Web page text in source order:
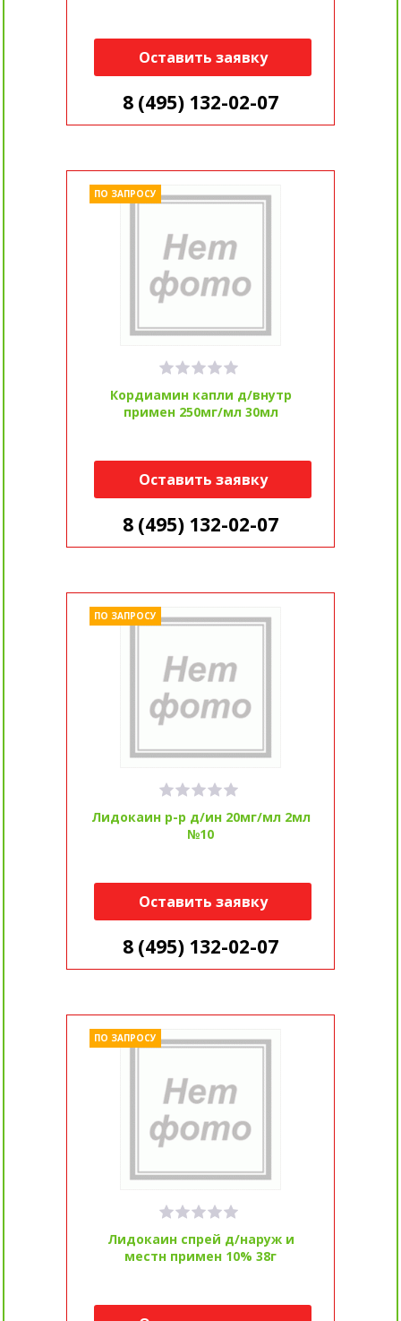
Оставить заявку
8 (495) 132-02-07
Кордиамин капли д/внутр
примен 250мг/мл 30мл
ПО ЗАПРОСУ
Оставить заявку
8 (495) 132-02-07
Лидокаин р-р д/ин 20мг/мл 2мл
№10
ПО ЗАПРОСУ
Оставить заявку
8 (495) 132-02-07
Лидокаин спрей д/наруж и
местн примен 10% 38г
ПО ЗАПРОСУ